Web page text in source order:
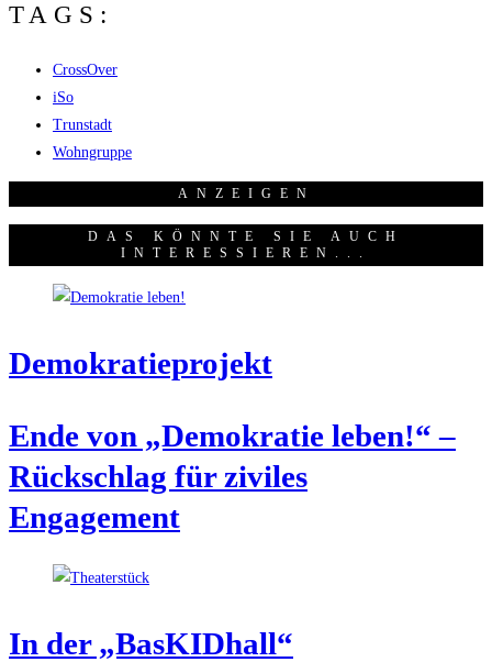
TAGS:
CrossOver
iSo
Trunstadt
Wohngruppe
ANZEI­GEN
DAS KÖNNTE SIE AUCH
INTERESSIEREN...
Demo­kra­tie­pro­jekt
Ende von „Demo­kra­tie leben!“ –
Rück­schlag für zivi­les
Engagement
In der „Bas­KID­hall“